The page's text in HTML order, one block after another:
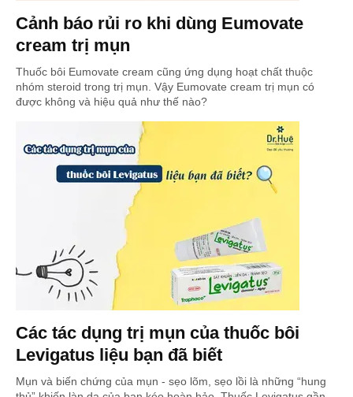
Cảnh báo rủi ro khi dùng Eumovate
cream trị mụn
Thuốc bôi Eumovate cream cũng ứng dụng hoạt chất thuộc
nhóm steroid trong trị mụn. Vậy Eumovate cream trị mụn có
được không và hiệu quả như thế nào?
Các tác dụng trị mụn của thuốc bôi
Levigatus liệu bạn đã biết
Mụn và biến chứng của mụn - sẹo lõm, sẹo lồi là những “hung